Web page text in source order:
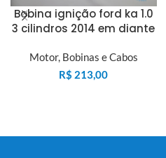
Bobina ignição ford ka 1.0
3 cilindros 2014 em diante
Motor, Bobinas e Cabos
R$ 213,00